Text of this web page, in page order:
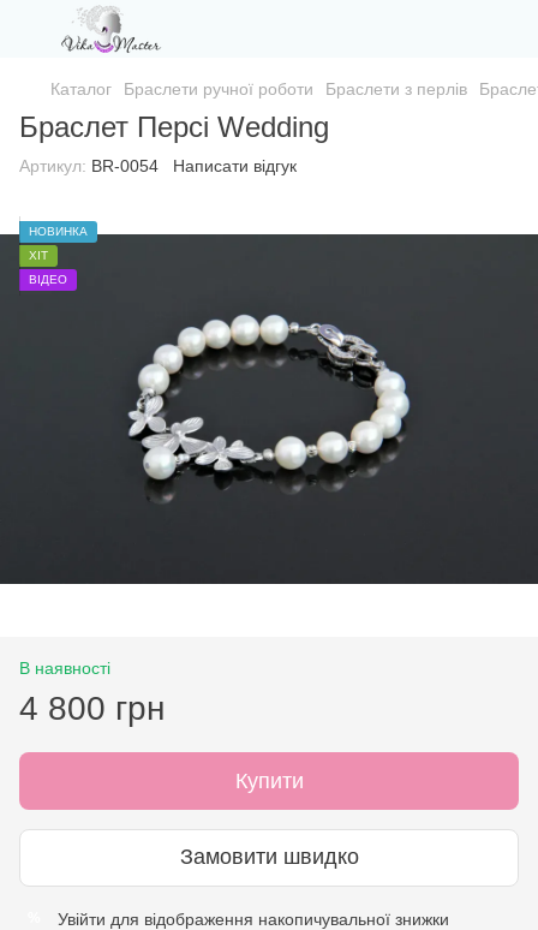
Каталог Браслети ручної роботи Браслети з перлів
Браслет Персі Wedding
Артикул: BR-0054 Написати відгук
НОВИНКА
ХІТ
ВІДЕО
В наявності
4 800 грн
Купити
Замовити швидко
Увійти для відображення накопичувальної знижки